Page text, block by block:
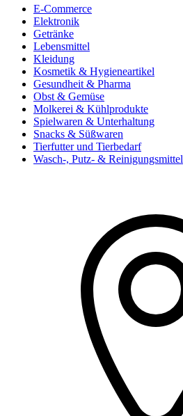
E-Commerce
Elektronik
Getränke
Lebensmittel
Kleidung
Kosmetik & Hygieneartikel
Gesundheit & Pharma
Obst & Gemüse
Molkerei & Kühlprodukte
Spielwaren & Unterhaltung
Snacks & Süßwaren
Tierfutter und Tierbedarf
Wasch-, Putz- & Reinigungsmittel